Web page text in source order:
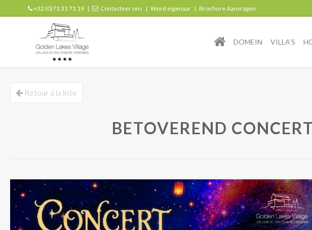
+32 (0)71 31 71 19 | Contacteer ons | Word eigenaar | Brochure Aanvragen
| r
DOMEIN VILLA’S
Retour à la liste
BETOVEREND